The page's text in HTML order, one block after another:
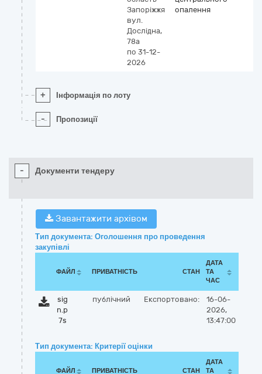
Запоріжжя
вул.
Дослідна,
78а
по 31-12-
2026
опалення
+ Інформація по лоту
- Пропозиції
- Документи тендеру
Завантажити архівом
Тип документа: Оголошення про проведення
закупівлі
ФАЙЛ ПРИВАТНІСТЬ СТАН
ДАТА
ТА
ЧАС
sig
n.p
7s
публічний Експортовано:
16-06-
2026,
13:47:00
Тип документа: Критерії оцінки
ФАЙЛ ПРИВАТНІСТЬ СТАН
ДАТА
ТА